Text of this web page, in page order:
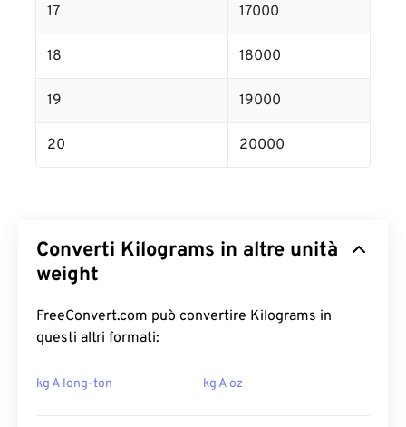
17 17000
18 18000
19 19000
20 20000
Converti Kilograms in altre unità
weight
FreeConvert.com può convertire Kilograms in
questi altri formati:
kg A long-ton kg A oz